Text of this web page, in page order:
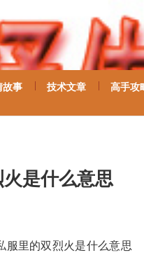
故事 技术文章
高手攻
是什么意思
服里的双烈火是什么意思